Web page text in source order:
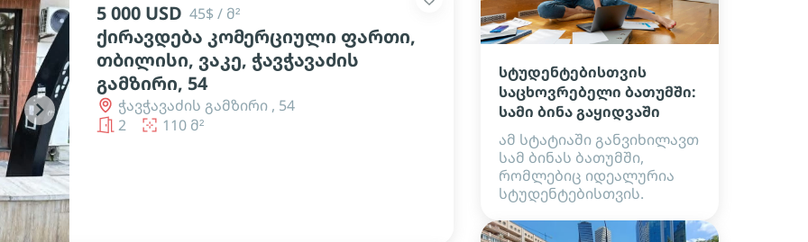
chevron_right
5 000 USD 45$ / მ²
ქირავდება კომერციული ფართი,
თბილისი, ვაკე, ჭავჭავაძის
გამზირი, 54
ჭავჭავაძის გამზირი , 54
2
110 მ²
სტუდენტებისთვის
საცხოვრებელი ბათუმში:
სამი ბინა გაყიდვაში
ამ სტატიაში განვიხილავთ
სამ ბინას ბათუმში,
რომლებიც იდეალურია
სტუდენტებისთვის.